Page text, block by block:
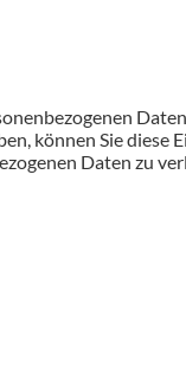
können Sie
Daten zu